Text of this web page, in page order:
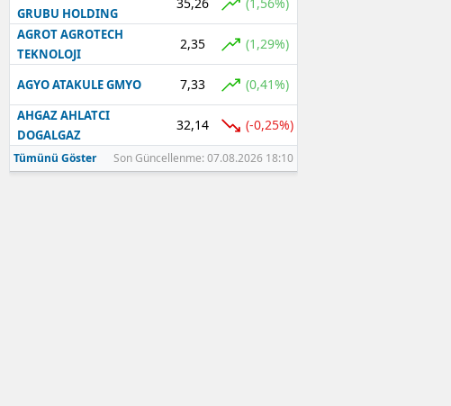
GRUBU HOLDING
(1,56%)
AGROT AGROTECH
TEKNOLOJI
2,35 (1,29%)
AGYO ATAKULE GMYO 7,33 (0,41%)
AHGAZ AHLATCI
DOGALGAZ
32,14 (-0,25%)
Tümünü Göster Son Güncellenme: 07.08.2026 18:10